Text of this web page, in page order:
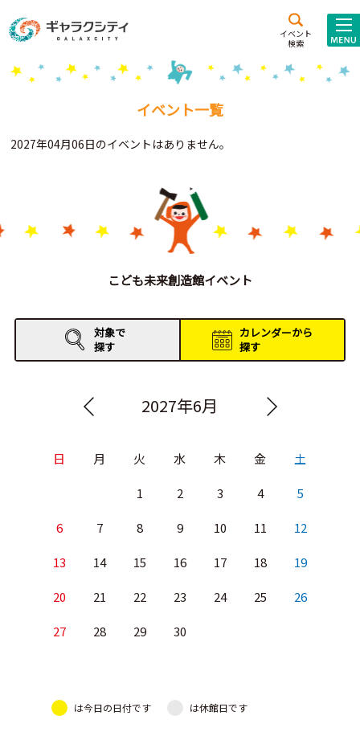
イベント
検索
施設案内
こども
西新井
施設･
Gがくえん
お知らせ
イベントレポート
イベント一覧
2027年04月06日のイベントはありません。
こども未来創造館イベント
対象で
探す
カレンダーから
探す
2027年6月
日 月 火 水 木 金 土
1 2 3 4 5
6 7 8 9 10 11 12
13 14 15 16 17 18 19
20 21 22 23 24 25 26
27 28 29 30
は今日の日付です は休館日です